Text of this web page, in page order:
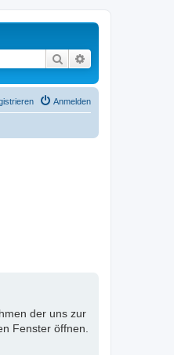
Suche
Anmelden
der uns zur
Fenster öffnen.